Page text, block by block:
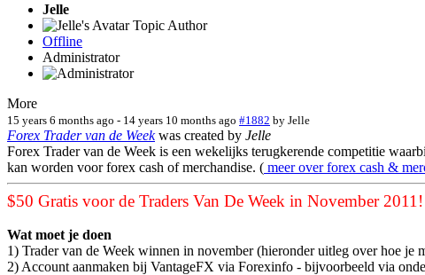
Jelle
Topic Author
Offline
Administrator
More
15 years 6 months ago - 14 years 10 months ago #1882 by Jelle
Forex Trader van de Weekwas created by Jelle
Forex Trader van de Week is een wekelijks terugkerende competitie
kan worden voor forex cash of merchandise. ( meer over forex cash &
$50 Gratis voor de Traders Van De Week in November 2011!
Wat moet je doen
1) Trader van de Week winnen in november (hieronder uitleg over hoe je
2) Account aanmaken bij VantageFX via Forexinfo - bijvoorbeeld via